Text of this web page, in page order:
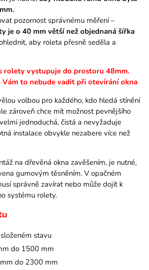
pozornost správnému měření –
je o 40 mm větší než objednaná šířka
aby roleta přesně seděla a
rolety vystupuje do prostoru 48mm.
to nebude vadit při otevírání okna
volbou pro každého, kdo hledá stínění
zároveň chce mít možnost pevnějšího
jednoduchá, čistá a nevyžaduje
instalace obvykle nezabere více než
na dřevěná okna zavěšením, je nutné,
gumovým těsněním. V opačném
správně zavírat nebo může dojít k
systému rolety.
stavu
do 1500 mm
do 2300 mm